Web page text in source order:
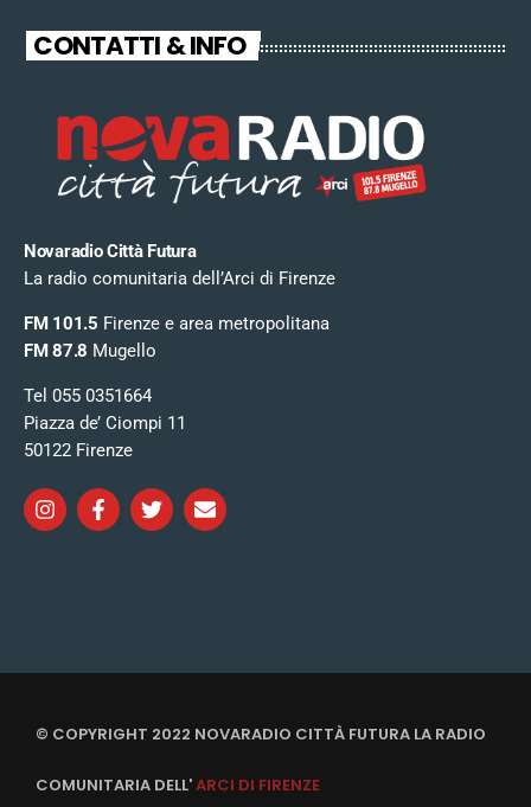
CONTATTI & INFO
Novaradio Città Futura
La radio comunitaria dell’Arci di Firenze
FM 101.5 Firenze e area metropolitana
FM 87.8 Mugello
Tel 055 0351664
Piazza de’ Ciompi 11
50122 Firenze
© COPYRIGHT 2022 NOVARADIO CITTÀ FUTURA LA RADIO
COMUNITARIA DELL'ARCI DI FIRENZE